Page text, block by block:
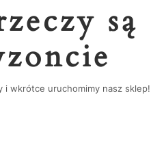
są
i wkrótce uruchomimy nasz sklep!